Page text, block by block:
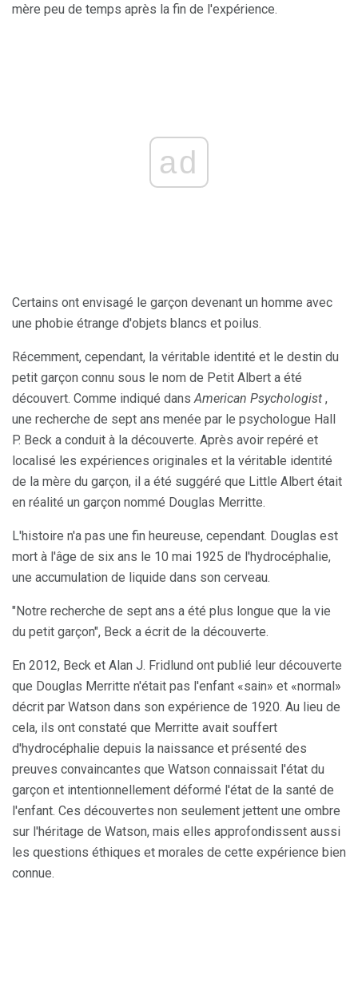
mère peu de temps après la fin de l'expérience.
ad
Certains ont envisagé le garçon devenant un homme avec
une phobie étrange d'objets blancs et poilus.
Récemment, cependant, la véritable identité et le destin du
petit garçon connu sous le nom de Petit Albert a été
découvert. Comme indiqué dans American Psychologist ,
une recherche de sept ans menée par le psychologue Hall
P. Beck a conduit à la découverte. Après avoir repéré et
localisé les expériences originales et la véritable identité
de la mère du garçon, il a été suggéré que Little Albert était
en réalité un garçon nommé Douglas Merritte.
L'histoire n'a pas une fin heureuse, cependant. Douglas est
mort à l'âge de six ans le 10 mai 1925 de l'hydrocéphalie,
une accumulation de liquide dans son cerveau.
"Notre recherche de sept ans a été plus longue que la vie
du petit garçon", Beck a écrit de la découverte.
En 2012, Beck et Alan J. Fridlund ont publié leur découverte
que Douglas Merritte n'était pas l'enfant «sain» et «normal»
décrit par Watson dans son expérience de 1920. Au lieu de
cela, ils ont constaté que Merritte avait souffert
d'hydrocéphalie depuis la naissance et présenté des
preuves convaincantes que Watson connaissait l'état du
garçon et intentionnellement déformé l'état de la santé de
l'enfant. Ces découvertes non seulement jettent une ombre
sur l'héritage de Watson, mais elles approfondissent aussi
les questions éthiques et morales de cette expérience bien
connue.